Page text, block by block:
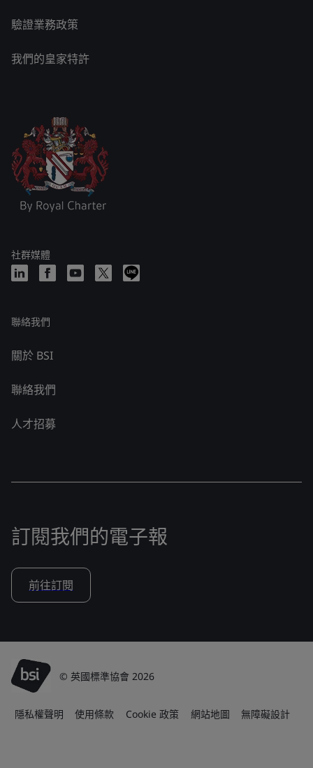
驗證業務政策
我們的皇家特許
社群媒體
聯絡我們
關於 BSI
聯絡我們
人才招募
訂閱我們的電子報
前往訂閱
© 英國標準協會 2026
隱私權聲明 使用條款 Cookie 政策 網站地圖 無障礙設計